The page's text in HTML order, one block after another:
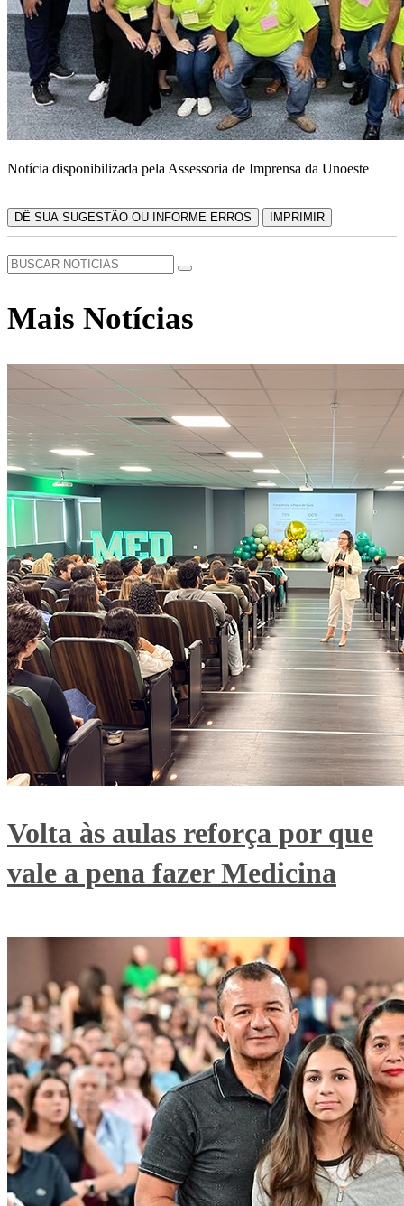
Notícia disponibilizada pela Assessoria de Imprensa da Unoeste
DÊ SUA SUGESTÃO OU INFORME ERROS IMPRIMIR
Mais Notícias
Volta às aulas reforça por que
vale a pena fazer Medicina